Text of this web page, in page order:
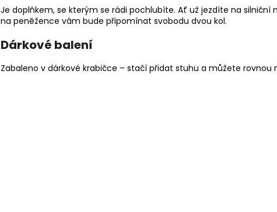
Je doplňkem, se kterým se rádi pochlubíte. Ať už jezdíte na
na peněžence vám bude připomínat svobodu dvou kol.
Dárkové balení
Zabaleno v dárkové krabičce – stačí přidat stuhu a můžete rovnou